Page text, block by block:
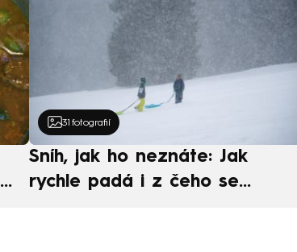
31 fotografií
Sníh, jak ho neznáte: Jak
rychle padá i z čeho se